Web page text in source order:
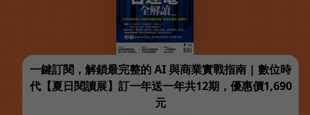
一鍵訂閱，解鎖最完整的 AI 與商業實戰指南 | 數位時
代【夏日閱讀展】訂一年送一年共12期，優惠價1,690
元